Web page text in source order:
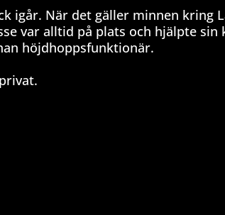
igår. När det gäller minnen kring
var alltid på plats och hjälpte
höjdhoppsfunktionär.